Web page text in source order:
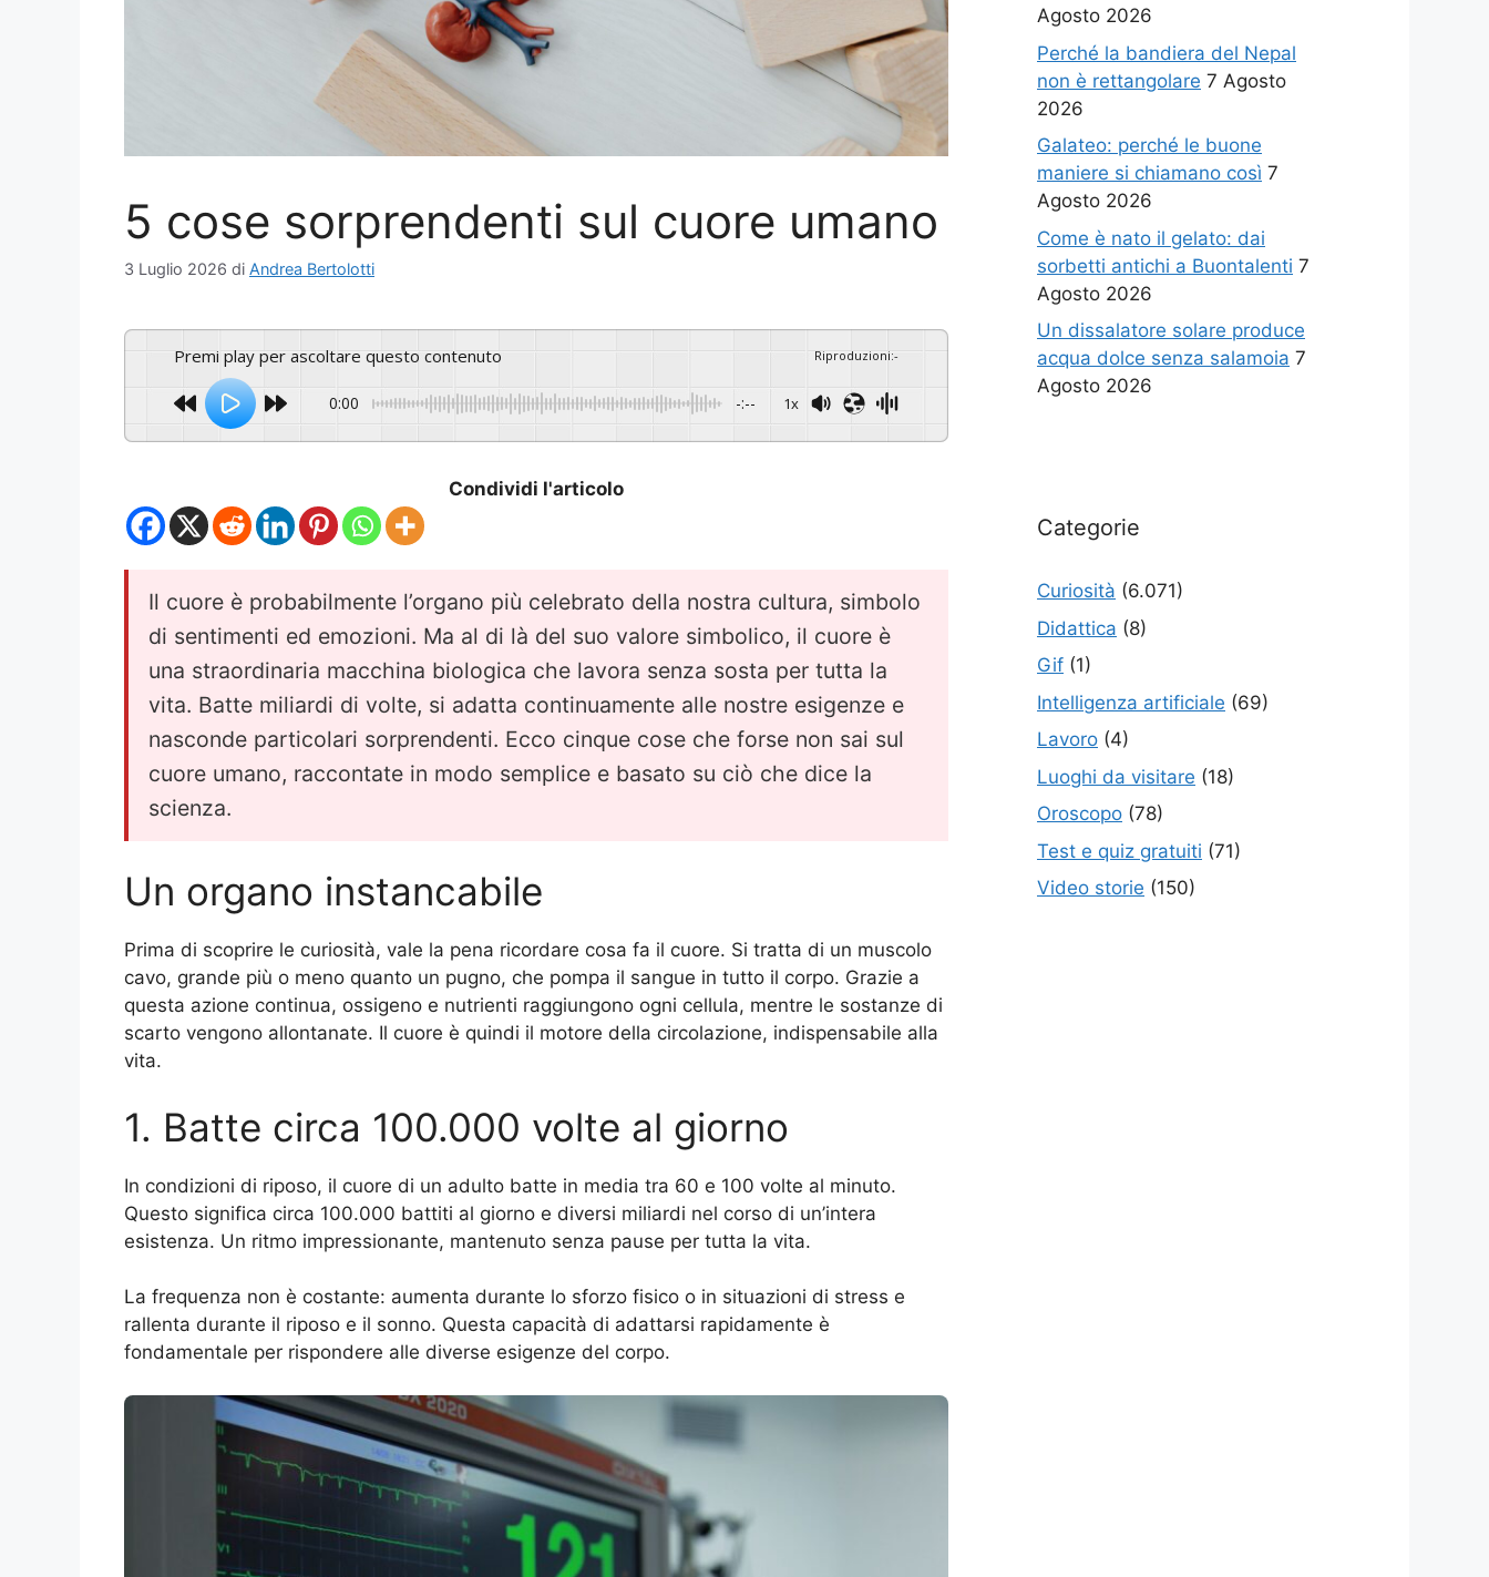
5 cose sorprendenti sul cuore umano
3 Luglio 2026 di Andrea Bertolotti
Premi play per ascoltare questo contenuto Riproduzioni:-
0:00 -:-- 1x
Condividi l'articolo
Il cuore è probabilmente l’organo più celebrato della nostra cultura, simbolo
di sentimenti ed emozioni. Ma al di là del suo valore simbolico, il cuore è
una straordinaria macchina biologica che lavora senza sosta per tutta la
vita. Batte miliardi di volte, si adatta continuamente alle nostre esigenze e
nasconde particolari sorprendenti. Ecco cinque cose che forse non sai sul
cuore umano, raccontate in modo semplice e basato su ciò che dice la
scienza.
Un organo instancabile
Prima di scoprire le curiosità, vale la pena ricordare cosa fa il cuore. Si tratta di un muscolo
cavo, grande più o meno quanto un pugno, che pompa il sangue in tutto il corpo. Grazie a
questa azione continua, ossigeno e nutrienti raggiungono ogni cellula, mentre le sostanze di
scarto vengono allontanate. Il cuore è quindi il motore della circolazione, indispensabile alla
vita.
1. Batte circa 100.000 volte al giorno
In condizioni di riposo, il cuore di un adulto batte in media tra 60 e 100 volte al minuto.
Questo significa circa 100.000 battiti al giorno e diversi miliardi nel corso di un’intera
esistenza. Un ritmo impressionante, mantenuto senza pause per tutta la vita.
La frequenza non è costante: aumenta durante lo sforzo fisico o in situazioni di stress e
rallenta durante il riposo e il sonno. Questa capacità di adattarsi rapidamente è
fondamentale per rispondere alle diverse esigenze del corpo.
Agosto 2026
Perché la bandiera del Nepal
non è rettangolare 7 Agosto
2026
Galateo: perché le buone
maniere si chiamano così 7
Agosto 2026
Come è nato il gelato: dai
sorbetti antichi a Buontalenti 7
Agosto 2026
Un dissalatore solare produce
acqua dolce senza salamoia 7
Agosto 2026
Categorie
Curiosità (6.071)
Didattica (8)
Gif (1)
Intelligenza artificiale (69)
Lavoro (4)
Luoghi da visitare (18)
Oroscopo (78)
Test e quiz gratuiti (71)
Video storie (150)